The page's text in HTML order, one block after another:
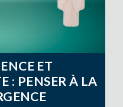
ET
: PENSER À LA